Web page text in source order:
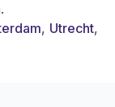
, Utrecht,